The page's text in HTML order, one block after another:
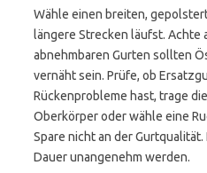
Wähle einen breiten,
längere Strecken läufst. Achte
abnehmbaren Gurten sollten
vernäht sein. Prüfe, ob
Rückenprobleme hast, trage
Oberkörper oder wähle eine
Spare nicht an der
Dauer unangenehm werden.